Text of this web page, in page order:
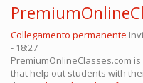
Collegamento permanente
- 18:27
PremiumOnlineClasses.com
that help out students with